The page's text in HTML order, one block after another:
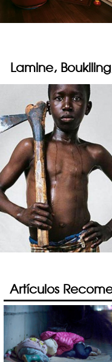
Lamine,
Artículos